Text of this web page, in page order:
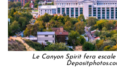
Le Canyon Spirit fera